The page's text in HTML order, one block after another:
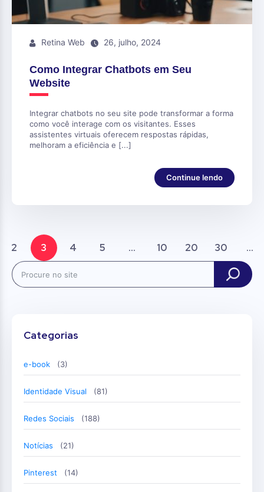
Retina Web 26, julho, 2024
Como Integrar Chatbots em Seu
Website
Integrar chatbots no seu site pode transformar a forma
como você interage com os visitantes. Esses
assistentes virtuais oferecem respostas rápidas,
melhoram a eficiência e [...]
Continue lendo
2 3 4 5 ... 10 20 30 ...
Search
Categorias
e-book (3)
Identidade Visual (81)
Redes Sociais (188)
Notícias (21)
Pinterest (14)